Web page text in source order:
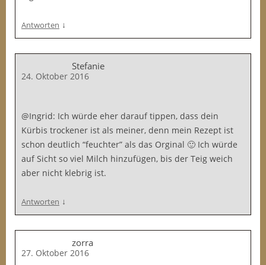
Antworten ↓
Stefanie
24. Oktober 2016
@Ingrid: Ich würde eher darauf tippen, dass dein
Kürbis trockener ist als meiner, denn mein Rezept ist
schon deutlich “feuchter” als das Orginal 🙂 Ich würde
auf Sicht so viel Milch hinzufügen, bis der Teig weich
aber nicht klebrig ist.
Antworten ↓
zorra
27. Oktober 2016